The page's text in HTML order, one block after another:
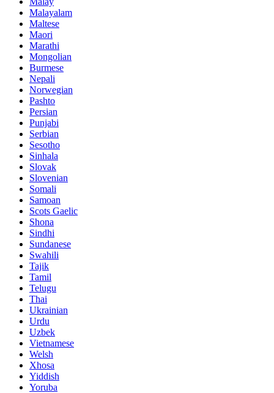
Malayalam
Maltese
Maori
Marathi
Mongolian
Burmese
Nepali
Norwegian
Pashto
Persian
Punjabi
Serbian
Sesotho
Sinhala
Slovak
Slovenian
Somali
Samoan
Scots Gaelic
Shona
Sindhi
Sundanese
Swahili
Tajik
Tamil
Telugu
Thai
Ukrainian
Urdu
Uzbek
Vietnamese
Welsh
Xhosa
Yiddish
Yoruba